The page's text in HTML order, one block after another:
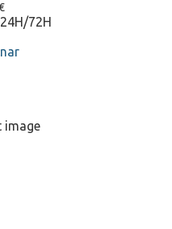
72H